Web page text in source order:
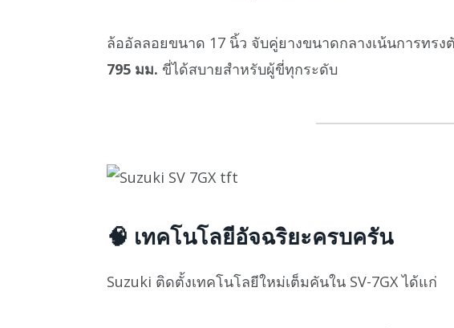
ล้ออัลลอยขนาด 17 นิ้ว จับคู่ยางขนาดกลางเน้นการทรง
795 มม. ขี่ได้สบายสำหรับผู้ขี่ทุกระดับ
🧠 เทคโนโลยีอัจฉริยะครบครัน
Suzuki ติดตั้งเทคโนโลยีใหม่เต็มคันใน SV-7GX ได้แก่